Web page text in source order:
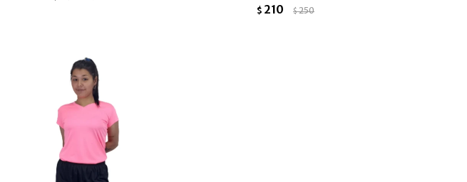
$ 210 $250